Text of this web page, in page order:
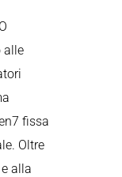
alle
fissa
Oltre
alla